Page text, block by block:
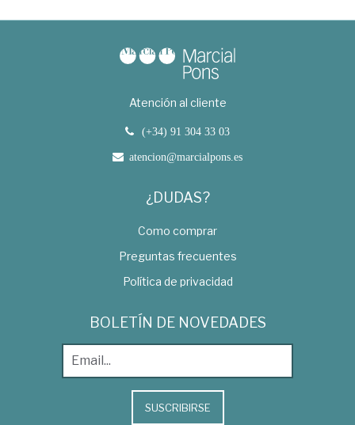
Atención al cliente
(+34) 91 304 33 03
atencion@marcialpons.es
¿DUDAS?
Como comprar
Preguntas frecuentes
Política de privacidad
BOLETÍN DE NOVEDADES
SUSCRIBIRSE